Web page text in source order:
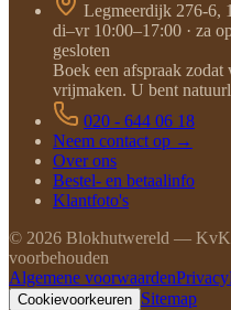
Legmeerdijk 276-6,
di–vr 10:00–17:00 · za
gesloten
Boek een afspraak
vrijmaken. U bent
020 - 644 06 18
Neem contact op →
Over ons
Bestel- en betaalinfo
Klantfoto's
© 2026 Blokhutwereld — KvK
voorbehouden
Algemene voorwaardenPrivacy
Cookievoorkeuren Sitemap